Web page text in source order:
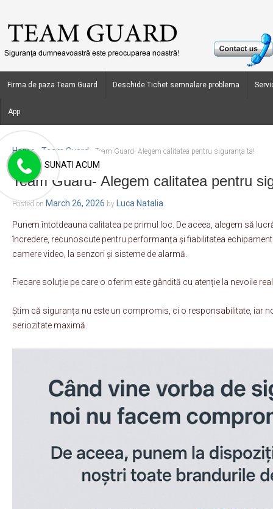
Firma de paza Team Guard Deschide Tichet semnalare problema
App
Home Team Guard Team Guard- Alegem calitatea pentru siguranța ta!
Team Guard- Alegem calitatea pentru
Posted on March 26, 2026 by Luca Natalia
Punem întotdeauna calitatea pe primul loc. De aceea, alegem să
încredere, recunoscute pentru performanța și fiabilitatea
camere video, la senzori și sisteme de alarmă.
Fiecare soluție pe care o oferim este gândită cu atenție la nevoile
Știm că siguranța nu este un compromis, ci o responsabilitate, iar
seriozitate maximă.
SUNATI ACUM